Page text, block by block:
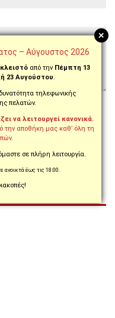
Καλή
+
– Αύγουστος 2026
κλειστό από την Πέμπτη 13
23 Αυγούστου.
τηλεφωνικής
πελατών.
να λειτουργεί κανονικά.
την αποθήκη μας καθ’ όλη τη
σε πλήρη λειτουργία.
ανοικτά έως τις 18:00.